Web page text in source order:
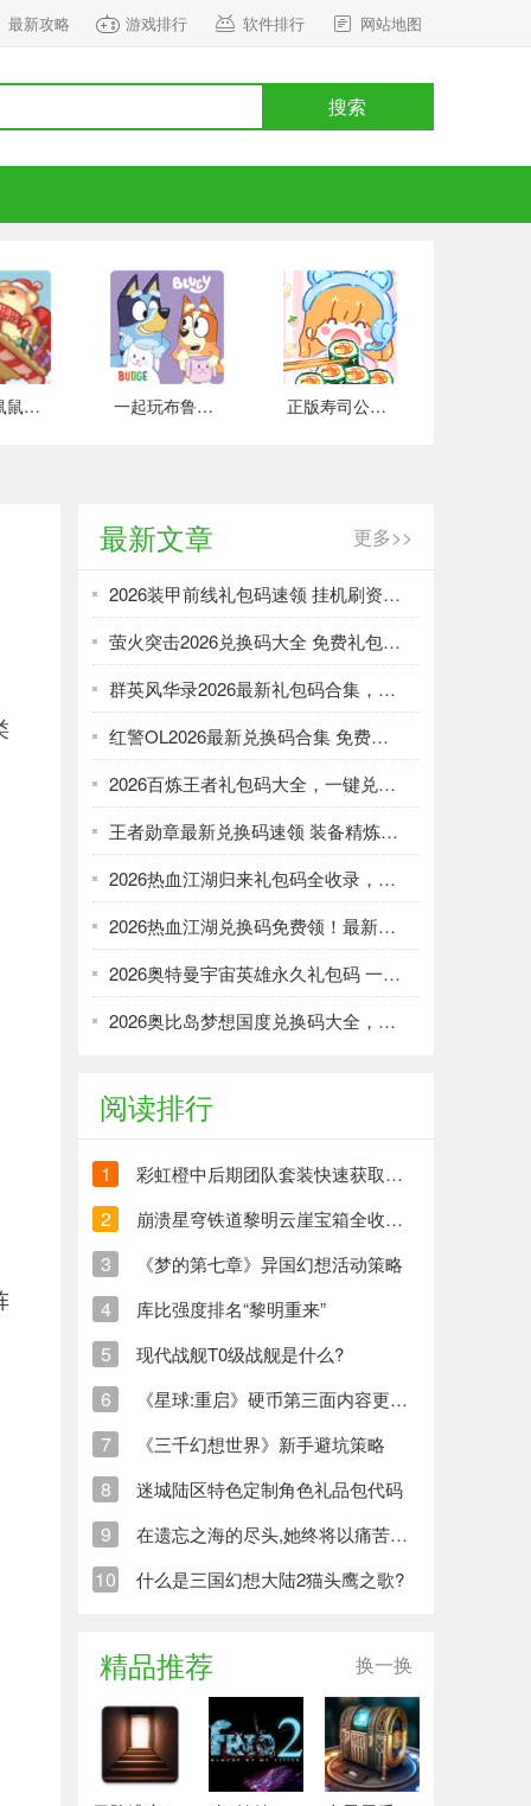
最新攻略 游戏排行 软件排行 网站地图
搜索
正式版鼠鼠百货物语 安卓版 一起玩布鲁伊吧 手游下载 正版寿司公园 安卓版
最新文章 更多>>
2026装甲前线礼包码速领 挂机刷资源攻略
萤火突击2026兑换码大全 免费礼包一键领取
群英风华录2026最新礼包码合集，一键领取限时福利
红警OL2026最新兑换码合集 免费礼包一键领取
2026百炼王者礼包码大全，一键兑换加速武将养成
王者勋章最新兑换码速领 装备精炼资源轻松刷
2026热血江湖归来礼包码全收录，强化资源不愁！
2026热血江湖兑换码免费领！最新礼包大全速取
2026奥特曼宇宙英雄永久礼包码 一键领取光暗资源
2026奥比岛梦想国度兑换码大全，免费领服饰家具！
阅读排行
1 彩虹橙中后期团队套装快速获取方法
2 崩溃星穹铁道黎明云崖宝箱全收集策略与崩铁玩家分享
3 《梦的第七章》异国幻想活动策略
4 库比强度排名“黎明重来”
5 现代战舰T0级战舰是什么?
6 《星球:重启》硬币第三面内容更新清单
7 《三千幻想世界》新手避坑策略
8 迷城陆区特色定制角色礼品包代码
9 在遗忘之海的尽头,她终将以痛苦创造新的生命
10 什么是三国幻想大陆2猫头鹰之歌?
精品推荐 换一换